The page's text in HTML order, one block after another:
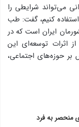
می‌تواند شرایطی را
کنیم، گفت: طب
ایران است که در
اثرات توسعه‌ای این
حوزه‌های اجتماعی،
منحصر به فرد